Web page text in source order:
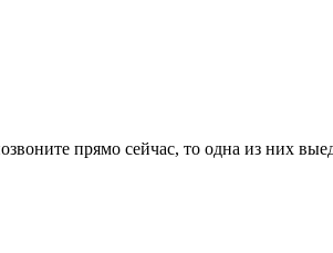
прямо сейчас, то одна из них